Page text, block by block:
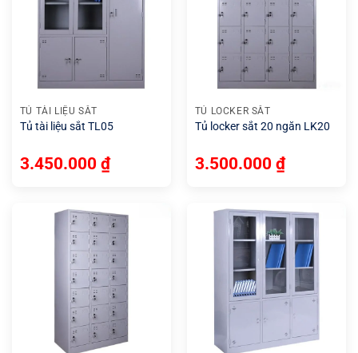
TỦ TÀI LIỆU SẮT
Tủ tài liệu sắt TL05
3.450.000 ₫
TỦ LOCKER SẮT
Tủ locker sắt 20 ngăn LK20
3.500.000 ₫